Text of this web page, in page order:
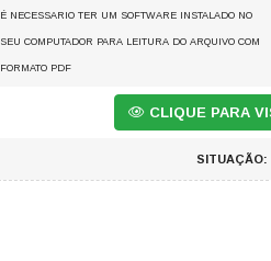
É NECESSARIO TER UM SOFTWARE INSTALADO NO
SEU COMPUTADOR PARA LEITURA DO ARQUIVO COM
FORMATO PDF
CLIQUE PARA
SITUAÇÃO: